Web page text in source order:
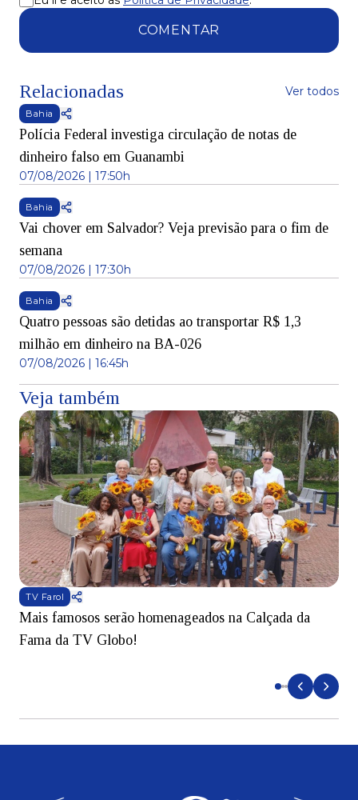
COMENTAR
Relacionadas Ver todos
Bahia
Polícia Federal investiga circulação de notas de
dinheiro falso em Guanambi
07/08/2026 | 17:50h
Bahia
Vai chover em Salvador? Veja previsão para o fim de
semana
07/08/2026 | 17:30h
Bahia
Quatro pessoas são detidas ao transportar R$ 1,3
milhão em dinheiro na BA-026
07/08/2026 | 16:45h
Veja também
TV Farol
Mais famosos serão homenageados na Calçada da
Fama da TV Globo!